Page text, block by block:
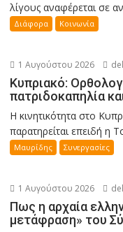
λίγους αναφέρεται σε
Διάφορα Κοινωνία
1 Αυγούστου 2026
Κυπριακό:
πατριδοκαπηλία
Η κινητικότητα στο
παρατηρείται επειδή η
Μαυρίδης Συνεργασίες
1 Αυγούστου 2026
Πως η αρχαία
μετάφραση» του